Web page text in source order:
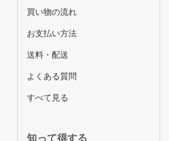
買い物の流れ
お支払い方法
送料・配送
よくある質問
すべて見る
知って得する